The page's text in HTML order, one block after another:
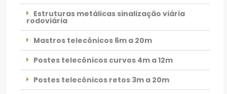
Estruturas metálicas sinalização viária
rodoviária
Mastros telecônicos 6m a 20m
Postes telecônicos curvos 4m a 12m
Postes telecônicos retos 3m a 20m